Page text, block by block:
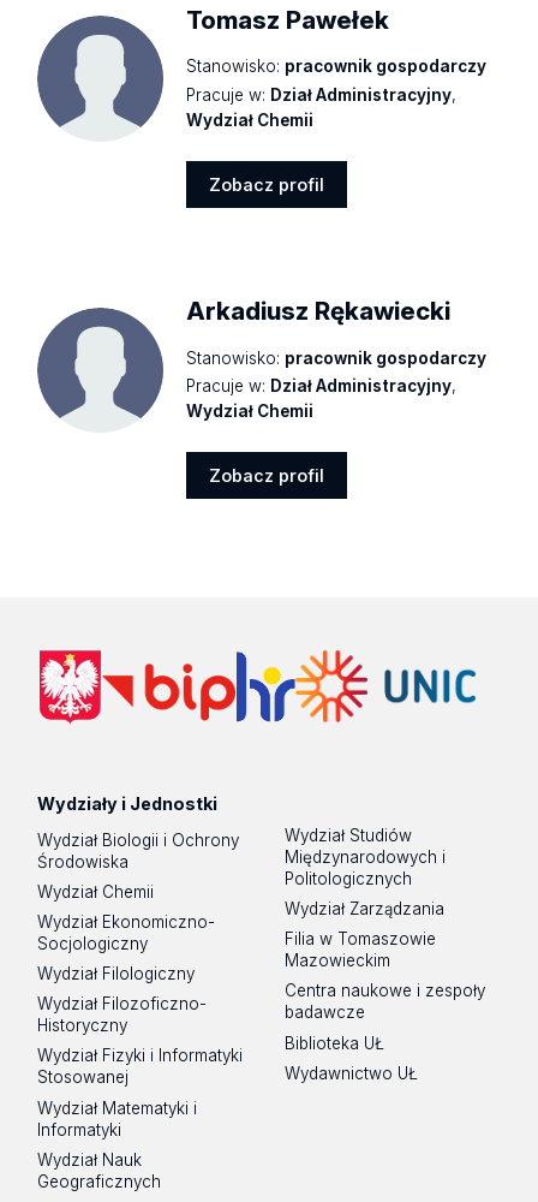
Tomasz Pawełek
Stanowisko: pracownik gospodarczy
Pracuje w: Dział Administracyjny,
Wydział Chemii
Zobacz profil
Arkadiusz Rękawiecki
Stanowisko: pracownik gospodarczy
Pracuje w: Dział Administracyjny,
Wydział Chemii
Zobacz profil
Wydziały i Jednostki
Wydział Biologii i Ochrony
Środowiska
Wydział Chemii
Wydział Ekonomiczno-
Socjologiczny
Wydział Filologiczny
Wydział Filozoficzno-
Historyczny
Wydział Fizyki i Informatyki
Stosowanej
Wydział Matematyki i
Informatyki
Wydział Nauk
Geograficznych
Wydział Studiów
Międzynarodowych i
Politologicznych
Wydział Zarządzania
Filia w Tomaszowie
Mazowieckim
Centra naukowe i zespoły
badawcze
Biblioteka UŁ
Wydawnictwo UŁ